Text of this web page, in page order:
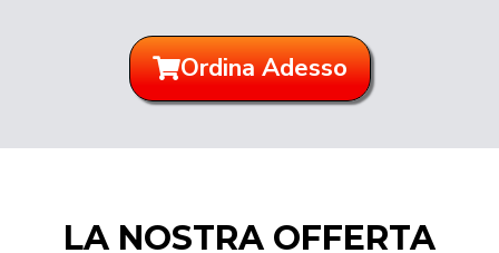
Ordina Adesso
LA NOSTRA OFFERTA